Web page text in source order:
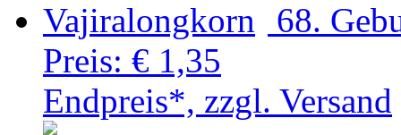
68.
Preis: € 1,35
Endpreis*, zzgl. Versand